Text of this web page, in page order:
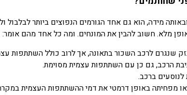
מידה, הוא גם אחד הגורמים הנפוצים ביותר לבלבול
מלא. חשוב להבין את המונחים. ומה כל אחד מהם אומר:
שנגרם לרכב השכור בתאונה, אך לרוב כולל השתתפות
הרכב, גם כן עם השתתפות עצמית מסוימת.
לנוסעים ברכב.
מפחיתה באופן דרמטי את דמי ההשתתפות העצמית